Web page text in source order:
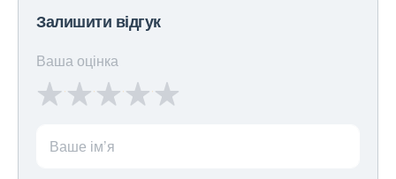
Залишити відгук
Ваша оцінка
Ваше ім’я